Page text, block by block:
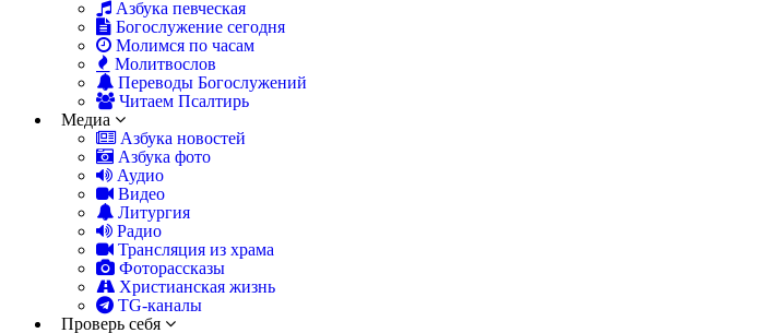
Азбука певческая
Богослужение сегодня
Молимся по часам
Молитвослов
Переводы Богослужений
Читаем Псалтирь
Медиа
Азбука новостей
Азбука фото
Аудио
Видео
Литургия
Радио
Трансляция из храма
Фоторассказы
Христианская жизнь
TG-каналы
Проверь себя